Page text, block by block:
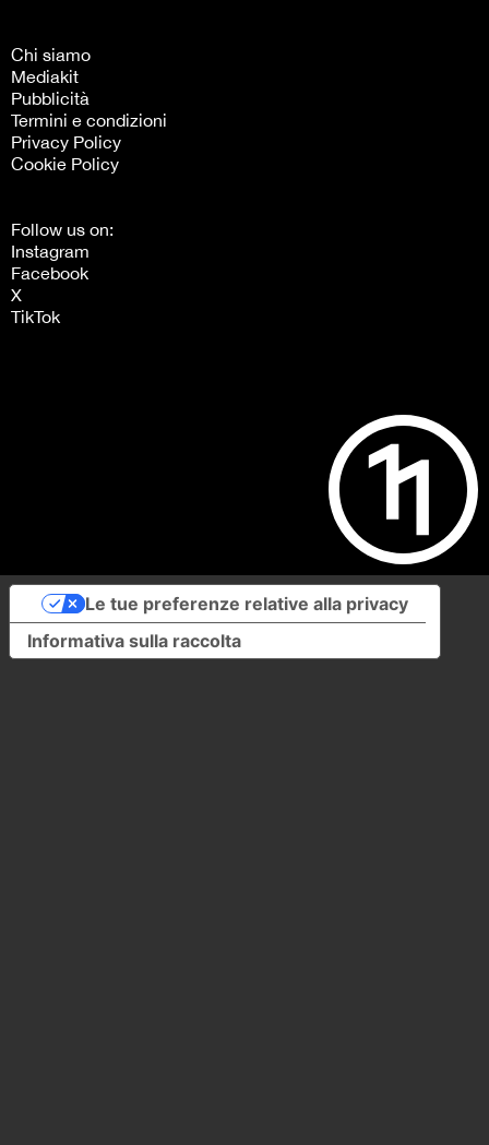
Chi siamo
Mediakit
Pubblicità
Termini e condizioni
Privacy Policy
Cookie Policy
Follow us on:
Instagram
Facebook
X
TikTok
Informativa sulla raccolta
Le tue preferenze relative alla privacy